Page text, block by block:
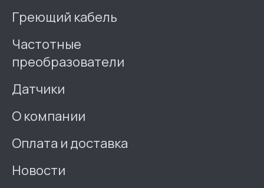
Греющий кабель
Частотные
преобразователи
Датчики
О компании
Оплата и доставка
Новости